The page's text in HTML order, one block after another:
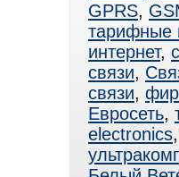
GPRS,
тарифные
интернет,
связи,
связи,
Евросеть,
electronics,